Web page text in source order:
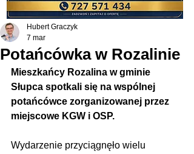
Potańcówka w Rozalinie
Hubert Graczyk
7 mar
Mieszkańcy Rozalina w gminie
Słupca spotkali się na wspólnej
potańcówce zorganizowanej przez
miejscowe KGW i OSP.
Wydarzenie przyciągnęło wielu